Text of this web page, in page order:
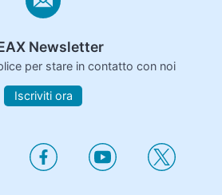
Newsletter
per stare in contatto con noi
Iscriviti ora